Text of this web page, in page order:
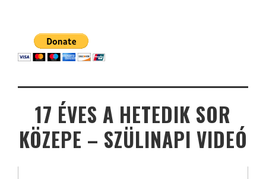
17 ÉVES A HETEDIK SOR
KÖZEPE – SZÜLINAPI VIDEÓ